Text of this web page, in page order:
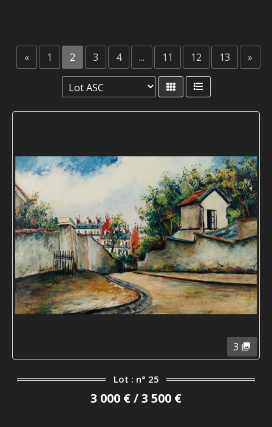
« 1 2 3 4 ... 11 12 13 »
3
Lot : n° 25
3 000 € / 3 500 €